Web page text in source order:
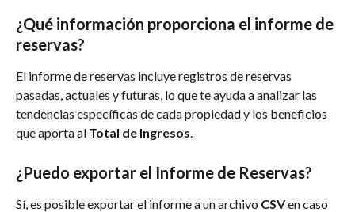
¿Qué información proporciona el informe de
reservas?
El informe de reservas incluye registros de reservas
pasadas, actuales y futuras, lo que te ayuda a analizar las
tendencias específicas de cada propiedad y los beneficios
que aporta al Total de Ingresos.
¿Puedo exportar el Informe de Reservas?
Sí, es posible exportar el informe a un archivo CSV en caso